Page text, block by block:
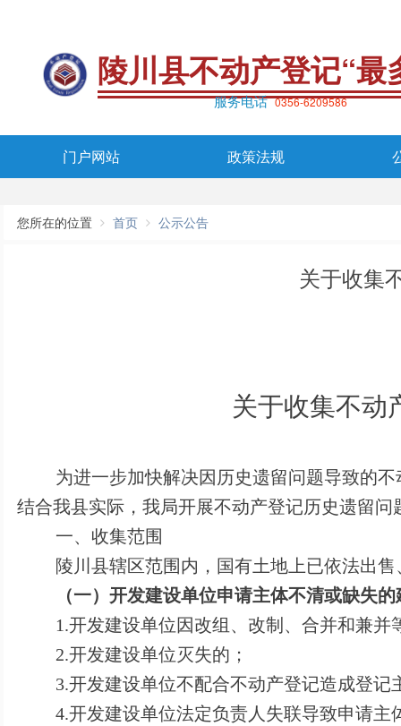
陵川县不动产登记“
服务电话 0356-6209586
门户网站 政策法规
您所在的位置 首页 公示公告
关于收集
关于收集不动
为进一步加快解决因历史遗留问题导致的
结合我县实际，我局开展不动产登记历史遗留
一、收集范围
陵川县辖区范围内，国有土地上已依法出
（一）开发建设单位申请主体不清或缺失
1.开发建设单位因改组、改制、合并和兼并
2.开发建设单位灭失的；
3.开发建设单位不配合不动产登记造成登记
4.开发建设单位法定负责人失联导致申请主